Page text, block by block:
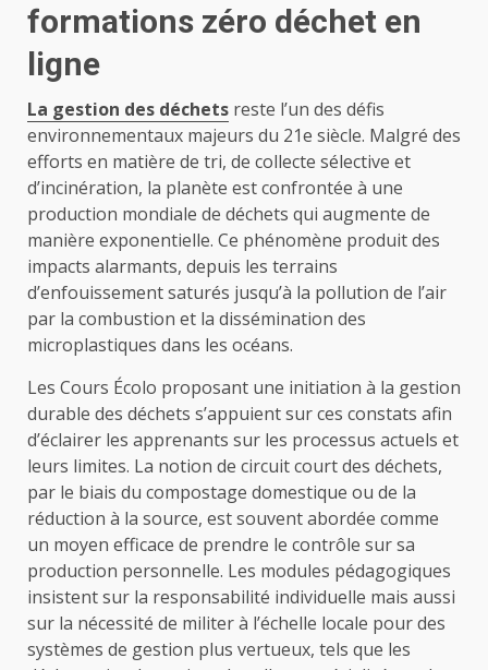
formations zéro déchet en
ligne
La gestion des déchets reste l’un des défis
environnementaux majeurs du 21e siècle. Malgré des
efforts en matière de tri, de collecte sélective et
d’incinération, la planète est confrontée à une
production mondiale de déchets qui augmente de
manière exponentielle. Ce phénomène produit des
impacts alarmants, depuis les terrains
d’enfouissement saturés jusqu’à la pollution de l’air
par la combustion et la dissémination des
microplastiques dans les océans.
Les Cours Écolo proposant une initiation à la gestion
durable des déchets s’appuient sur ces constats afin
d’éclairer les apprenants sur les processus actuels et
leurs limites. La notion de circuit court des déchets,
par le biais du compostage domestique ou de la
réduction à la source, est souvent abordée comme
un moyen efficace de prendre le contrôle sur sa
production personnelle. Les modules pédagogiques
insistent sur la responsabilité individuelle mais aussi
sur la nécessité de militer à l’échelle locale pour des
systèmes de gestion plus vertueux, tels que les